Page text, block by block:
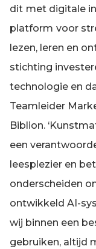
dit met digitale
platform voor
lezen, leren en
stichting
technologie en
Teamleider
Biblion.
een
leesplezier en
onderscheiden
ontwikkeld AI-
wij binnen een
gebruiken, altijd